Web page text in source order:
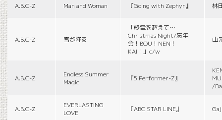
A.B.C-Z Man and Woman 『Going with Zephyr』 林
A.B.C-Z 雪が降る
「終電を超えて～
Christmas Night/忘年
会！BOU！NEN！
KAI！」c/w
山
A.B.C-Z
Endless Summer
Magic
『5 Performer-Z』
/
A.B.C-Z
EVERLASTING
LOVE
『ABC STAR LINE』